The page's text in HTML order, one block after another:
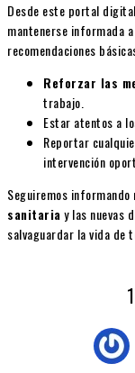
Desde este portal
mantenerse informada
recomendaciones
Reforzar las
trabajo.
Estar atentos a
Reportar
intervención
Seguiremos
sanitariay las nuevas
salvaguardar la vida de